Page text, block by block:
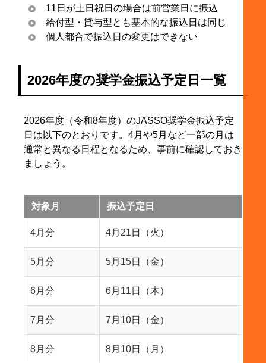
11日が土日祝日の場合は前営業日に振込
給付型・貸与型とも基本的な振込日は同じ
個人都合で振込日の変更はできない
2026年度の奨学金振込予定日一覧
2026年度（令和8年度）のJASSO奨学金振込予定
日は以下のとおりです。4月や5月など一部の月は
通常と異なる日程となるため、事前に確認しておき
ましょう。
対象月 振込予定日
4月分 4月21日（火）
5月分 5月15日（金）
6月分 6月11日（木）
7月分 7月10日（金）
8月分 8月10日（月）